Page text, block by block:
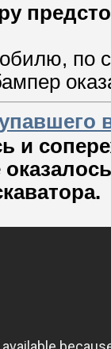
по
и